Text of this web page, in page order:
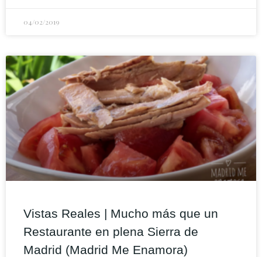
04/02/2019
Vistas Reales | Mucho más que un
Restaurante en plena Sierra de
Madrid (Madrid Me Enamora)